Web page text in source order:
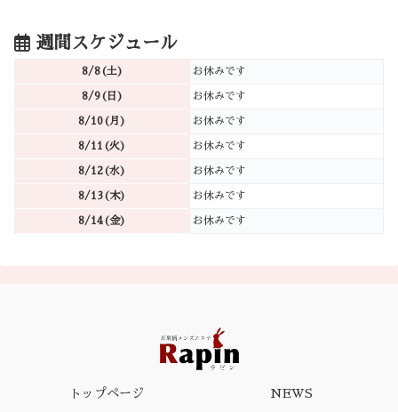
週間スケジュール
8/8(土) お休みです
8/9(日) お休みです
8/10(月) お休みです
8/11(火) お休みです
8/12(水) お休みです
8/13(木) お休みです
8/14(金) お休みです
トップページ NEWS